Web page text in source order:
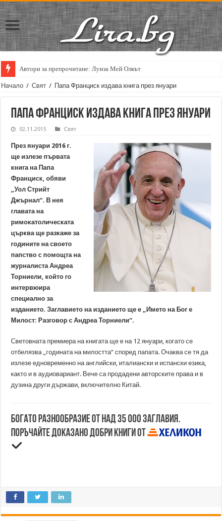
Автори за препрочитане: Луиза Мей Олкът
Начало / Свят / Папа Франциск издава книга през януари
Папа Франциск издава книга през януари
02.11.2015 Свят
През януари 2016 г.
ще излезе първата
книга на Папа
Франциск, обяви
„Уол Стрийт
Джърнал“. В нея
главата на
римокатолическата
църква ще разкаже за
годините на своето
папство с помощта на
журналиста Андреа
Торниели, който го
интервюира
специално за
изданието. Заглавието на изданието ще е „Името на Бог е
Милост: Разговор с Андреа Торниели“.
Световната премиера на книгата ще е на 12 януари, когато се
отбелязва „годината на милостта“ според папата. Очаква се тя да
излезе едновременно на английски, италиански и испански езика,
както и в аудиовариант. Вече са продадени авторските права и в
дузина други държави, включително Китай.
Богато разнообразие от над 35 000 заглавия.
Поръчайте доказано добри книги от